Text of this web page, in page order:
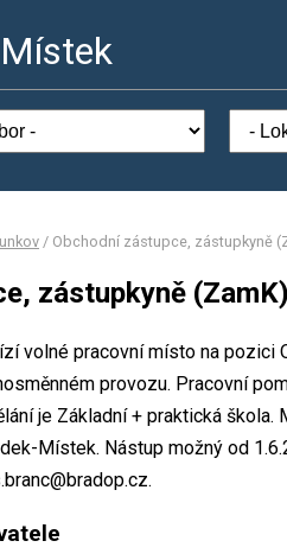
/ Obchodní zástupce, zástupkyně
zástupkyně
volné pracovní místo na
provozu. Pracovní
je Základní + praktická škola.
Místek. Nástup možný od